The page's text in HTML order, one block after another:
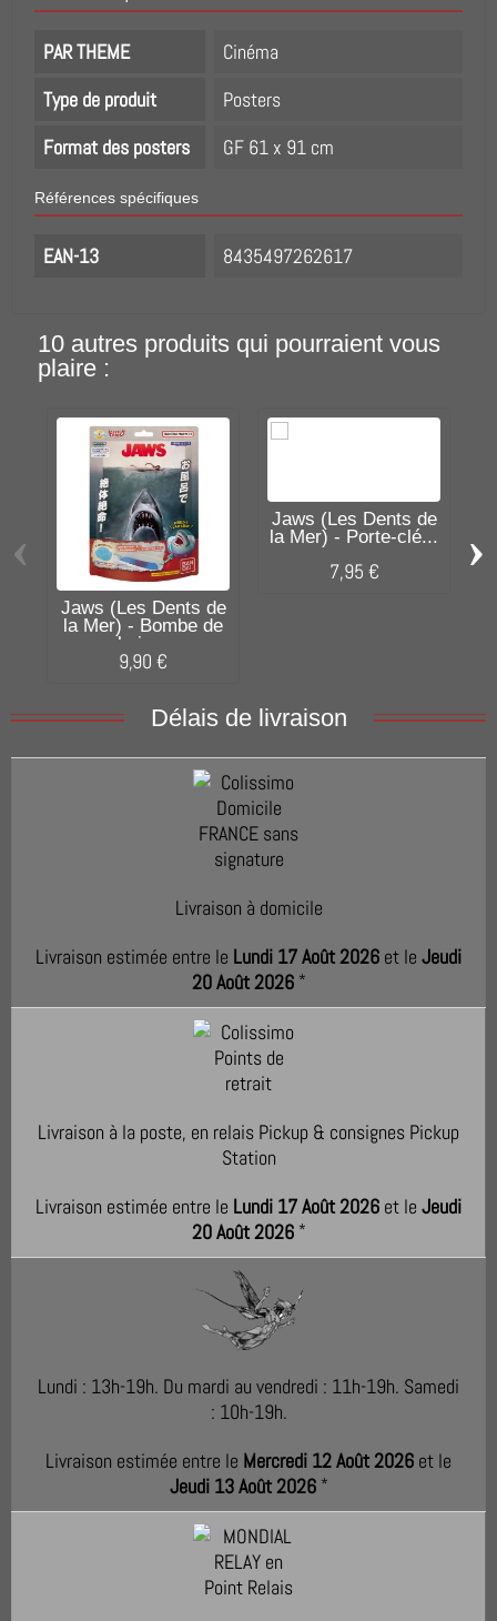
PAR THEME
Cinéma
Type de produit
Posters
Format des posters
GF 61 x 91 cm
Références spécifiques
EAN-13 8435497262617
10 autres produits qui pourraient vous
plaire :
Jaws (Les Dents de
la Mer) - Bombe de
bain...
9,90 €
Jaws (Les Dents de
la Mer) - Porte-clé...
7,95 €
‹ ›
Délais de livraison
Livraison à domicile
Livraison estimée entre le Lundi 17 Août 2026 et le Jeudi
20 Août 2026 *
Livraison à la poste, en relais Pickup & consignes Pickup
Station
Livraison estimée entre le Lundi 17 Août 2026 et le Jeudi
20 Août 2026 *
Lundi : 13h-19h. Du mardi au vendredi : 11h-19h. Samedi
: 10h-19h.
Livraison estimée entre le Mercredi 12 Août 2026 et le
Jeudi 13 Août 2026 *